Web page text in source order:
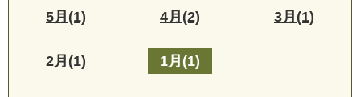
5月(1) 4月(2) 3月(1)
2月(1) 1月(1)